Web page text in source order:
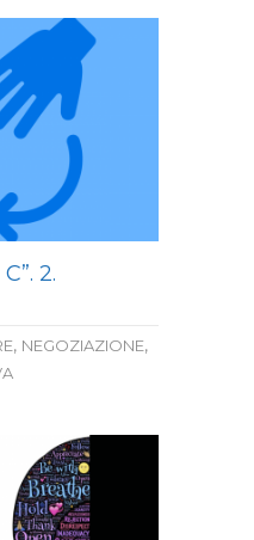
2.
, NEGOZIAZIONE,